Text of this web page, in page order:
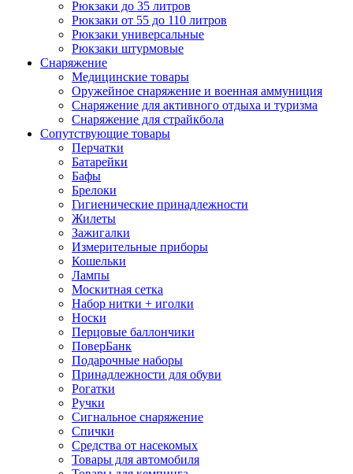
Рюкзаки до 35 литров
Рюкзаки от 55 до 110 литров
Рюкзаки универсальные
Рюкзаки штурмовые
Снаряжение
Медицинские товары
Оружейное снаряжение и военная аммуниция
Снаряжение для активного отдыха и туризма
Снаряжение для страйкбола
Сопутствующие товары
Перчатки
Батарейки
Бафы
Брелоки
Гигиенические принадлежности
Жилеты
Зажигалки
Измерительные приборы
Кошельки
Лампы
Москитная сетка
Набор нитки + иголки
Носки
Перцовые баллончики
ПоверБанк
Подарочные наборы
Принадлежности для обуви
Рогатки
Ручки
Сигнальное снаряжение
Спички
Средства от насекомых
Товары для автомобиля